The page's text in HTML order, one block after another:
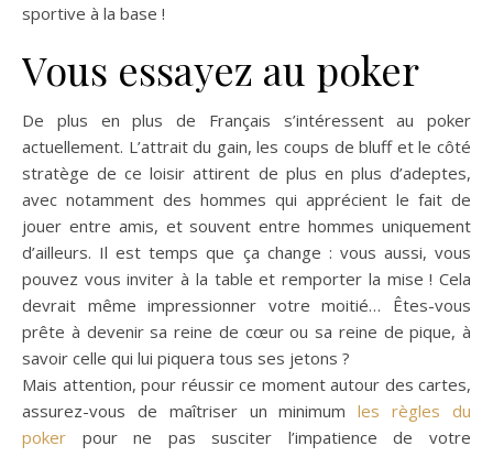
sportive à la base !
Vous essayez au poker
De plus en plus de Français s’intéressent au poker
actuellement. L’attrait du gain, les coups de bluff et le côté
stratège de ce loisir attirent de plus en plus d’adeptes,
avec notamment des hommes qui apprécient le fait de
jouer entre amis, et souvent entre hommes uniquement
d’ailleurs. Il est temps que ça change : vous aussi, vous
pouvez vous inviter à la table et remporter la mise ! Cela
devrait même impressionner votre moitié… Êtes-vous
prête à devenir sa reine de cœur ou sa reine de pique, à
savoir celle qui lui piquera tous ses jetons ?
Mais attention, pour réussir ce moment autour des cartes,
assurez-vous de maîtriser un minimumles règles du
poker pour ne pas susciter l’impatience de votre